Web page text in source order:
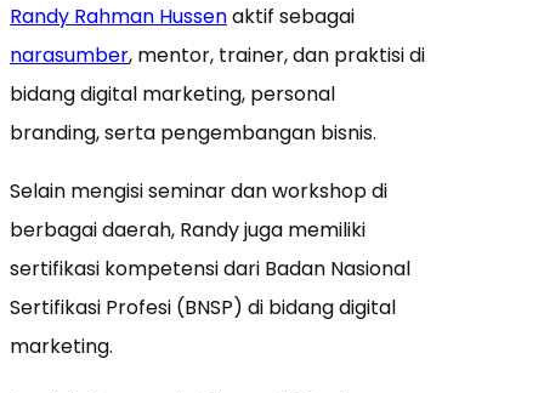
Randy Rahman Hussenaktif sebagai
narasumber, mentor, trainer, dan praktisi di
bidang digital marketing, personal
branding, serta pengembangan bisnis.
Selain mengisi seminar dan workshop di
berbagai daerah, Randy juga memiliki
sertifikasi kompetensi dari Badan Nasional
Sertifikasi Profesi (BNSP) di bidang digital
marketing.